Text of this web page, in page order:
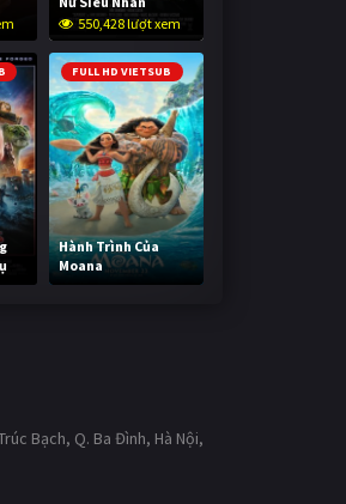
550,428 lượt xem
FULL HD VIETSUB
Hành Trình Của
Moana
492,545 lượt xem
Bạch, Q. Ba Đình, Hà Nội,